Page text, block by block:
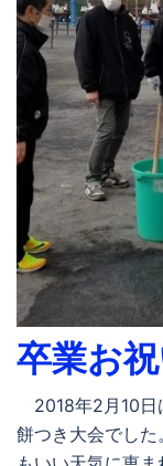
卒業お
2018年2月10日
餅つき大会でし